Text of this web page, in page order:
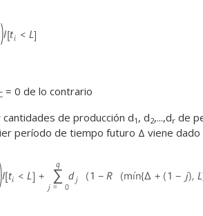
= 0 de lo contrario
de producción d1 , d2,...,dr de
período de tiempo futuro Δ viene dado